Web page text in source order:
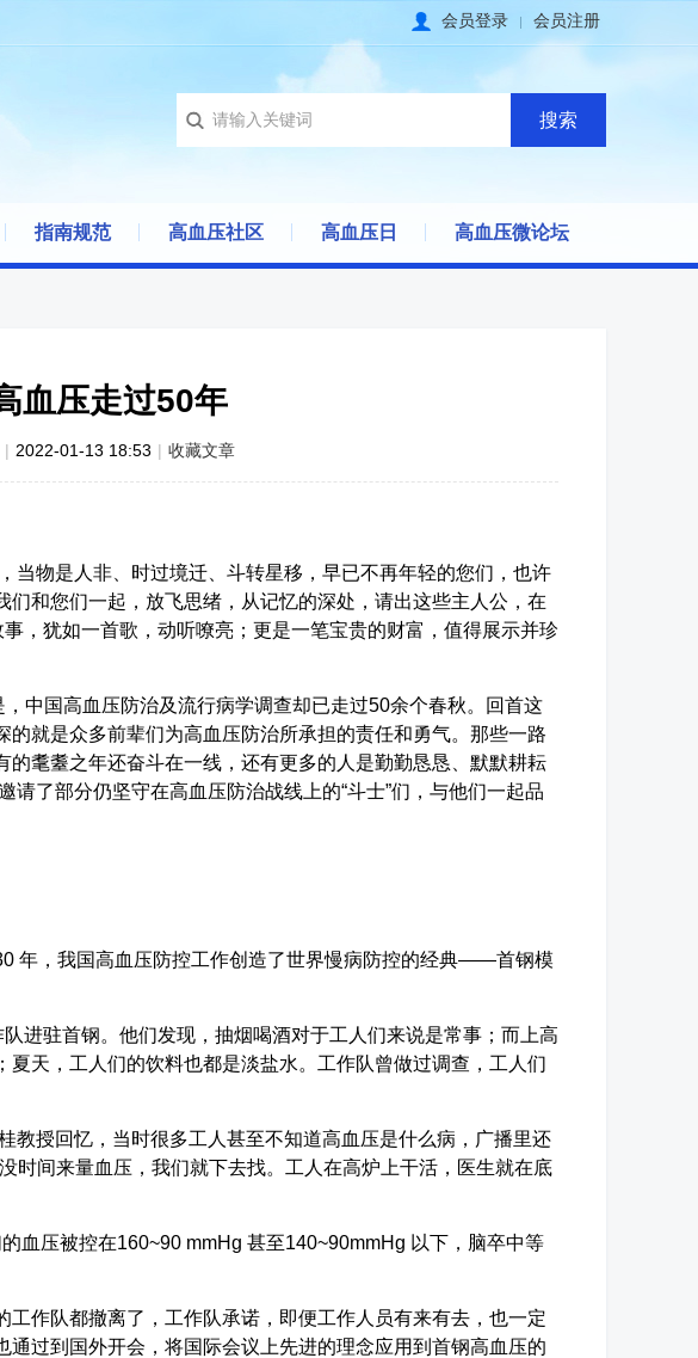
会员登录 会员注册
指南规范 高血压社区 高血压日 高血压微论坛
血压走过50年
| 2022-01-13 18:53 | 收藏文章
物是人非、时过境迁、斗转星移，早已不再年轻的您们，也许
和您们一起，放飞思绪，从记忆的深处，请出这些主人公，在
，犹如一首歌，动听嘹亮；更是一笔宝贵的财富，值得展示并珍
中国高血压防治及流行病学调查却已走过50余个春秋。回首这
就是众多前辈们为高血压防治所承担的责任和勇气。那些一路
耄耋之年还奋斗在一线，还有更多的人是勤勤恳恳、默默耕耘
了部分仍坚守在高血压防治战线上的“斗士”们，与他们一起品
年，我国高血压防控工作创造了世界慢病防控的经典——首钢模
进驻首钢。他们发现，抽烟喝酒对于工人们来说是常事；而上高
天，工人们的饮料也都是淡盐水。工作队曾做过调查，工人们
授回忆，当时很多工人甚至不知道高血压是什么病，广播里还
时间来量血压，我们就下去找。工人在高炉上干活，医生就在底
血压被控在160~90 mmHg 甚至140~90mmHg 以下，脑卒中等
作队都撤离了，工作队承诺，即便工作人员有来有去，也一定
过到国外开会，将国际会议上先进的理念应用到首钢高血压的